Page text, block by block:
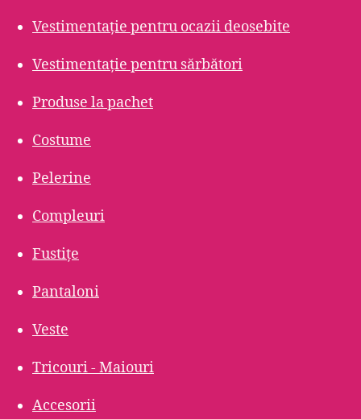
Vestimentație pentru ocazii deosebite
Vestimentație pentru sărbători
Produse la pachet
Costume
Pelerine
Compleuri
Fustițe
Pantaloni
Veste
Tricouri - Maiouri
Accesorii